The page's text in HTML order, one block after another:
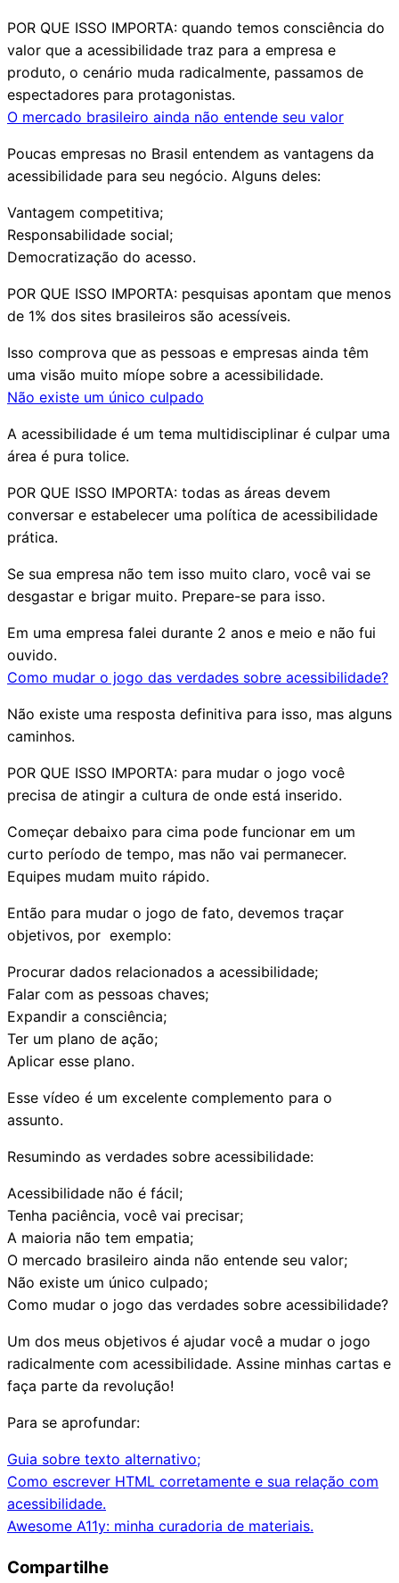
POR QUE ISSO IMPORTA: quando temos consciência do
valor que a acessibilidade traz para a empresa e
produto, o cenário muda radicalmente, passamos de
espectadores para protagonistas.
O mercado brasileiro ainda não entende seu valor
Poucas empresas no Brasil entendem as vantagens da
acessibilidade para seu negócio. Alguns deles:
Vantagem competitiva;
Responsabilidade social;
Democratização do acesso.
POR QUE ISSO IMPORTA: pesquisas apontam que menos
de 1% dos sites brasileiros são acessíveis.
Isso comprova que as pessoas e empresas ainda têm
uma visão muito míope sobre a acessibilidade.
Não existe um único culpado
A acessibilidade é um tema multidisciplinar é culpar uma
área é pura tolice.
POR QUE ISSO IMPORTA: todas as áreas devem
conversar e estabelecer uma política de acessibilidade
prática.
Se sua empresa não tem isso muito claro, você vai se
desgastar e brigar muito. Prepare-se para isso.
Em uma empresa falei durante 2 anos e meio e não fui
ouvido.
Como mudar o jogo das verdades sobre acessibilidade?
Não existe uma resposta definitiva para isso, mas alguns
caminhos.
POR QUE ISSO IMPORTA: para mudar o jogo você
precisa de atingir a cultura de onde está inserido.
Começar debaixo para cima pode funcionar em um
curto período de tempo, mas não vai permanecer.
Equipes mudam muito rápido.
Então para mudar o jogo de fato, devemos traçar
objetivos, por exemplo:
Procurar dados relacionados a acessibilidade;
Falar com as pessoas chaves;
Expandir a consciência;
Ter um plano de ação;
Aplicar esse plano.
Esse vídeo é um excelente complemento para o
assunto.
Resumindo as verdades sobre acessibilidade:
Acessibilidade não é fácil;
Tenha paciência, você vai precisar;
A maioria não tem empatia;
O mercado brasileiro ainda não entende seu valor;
Não existe um único culpado;
Como mudar o jogo das verdades sobre acessibilidade?
Um dos meus objetivos é ajudar você a mudar o jogo
radicalmente com acessibilidade. Assine minhas cartas e
faça parte da revolução!
Para se aprofundar:
Guia sobre texto alternativo;
Como escrever HTML corretamente e sua relação com
acessibilidade.
Awesome A11y: minha curadoria de materiais.
Compartilhe